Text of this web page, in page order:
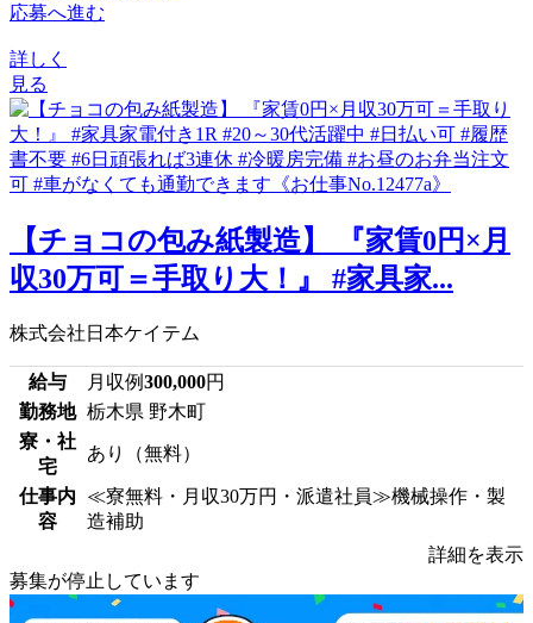
応募へ進む
詳しく
見る
【チョコの包み紙製造】 『家賃0円×月
収30万可＝手取り大！』 #家具家...
株式会社日本ケイテム
給与 月収例300,000円
勤務地 栃木県 野木町
寮・社
宅
あり（無料）
仕事内
容
≪寮無料・月収30万円・派遣社員≫機械操作・製
造補助
詳細を表示
募集が停止しています